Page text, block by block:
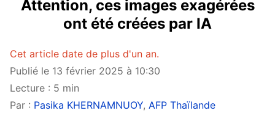
Attention, ces images exagérées
ont été créées par IA
Cet article date de plus d'un an.
Publié le 13 février 2025 à 10:30
Lecture : 5 min
Par : Pasika KHERNAMNUOY, AFP Thaïlande